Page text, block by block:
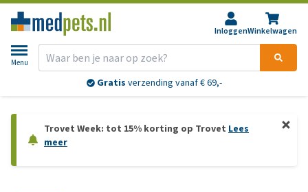
InloggenWinkelwagen
Menu
Gratis verzending vanaf € 69,-
Trovet Week: tot 15% korting op Trovet Lees
meer